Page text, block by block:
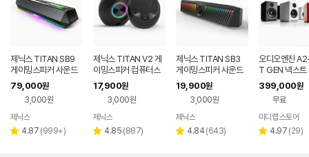
제닉스 TITAN SB9
게이밍스피커 사운드
바 컴퓨터스피커
79,000원
3,000원
페이
제닉스
별 4.87 리
(999+)
제닉스 TITAN V2 게
이밍스피커 컴퓨터스
피커
17,900원
3,000원
페이
제닉스
별 4.85 리
(887)
제닉스 TITAN SB3
게이밍스피커 사운드
바 컴퓨터스피커
19,900원
3,000원
페이
제닉스
별 4.84 리
(643)
오디오엔진
T GEN 넥스트
피커 USB-C
399,000원
무료
미디랩 스토어
별 4.97 리
(29)